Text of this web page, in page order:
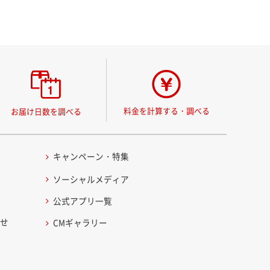
お届け日数を調べる 料金を計算する・調べる
キャンペーン・特集
ソーシャルメディア
公式アプリ一覧
CMギャラリー